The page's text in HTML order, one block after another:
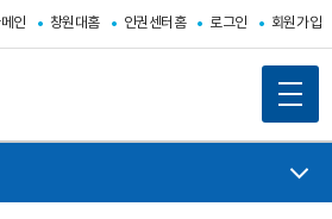
인 창원대홈 인권센터홈 로그인 회원가입